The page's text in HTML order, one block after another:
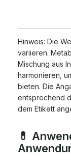
Hinweis: Die
variieren.
Mischung aus
harmonieren,
bieten. Die
entsprechend
dem Etikett
💊